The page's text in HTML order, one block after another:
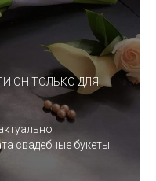
ОН ТОЛЬКО ДЛЯ
свадебные букеты